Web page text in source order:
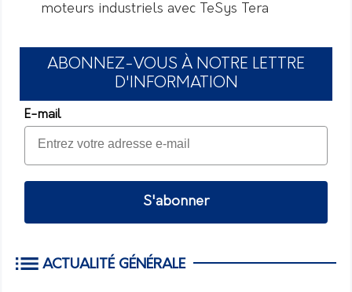
moteurs industriels avec TeSys Tera
ABONNEZ-VOUS À NOTRE LETTRE
D'INFORMATION
E-mail
S'abonner
ACTUALITÉ GÉNÉRALE